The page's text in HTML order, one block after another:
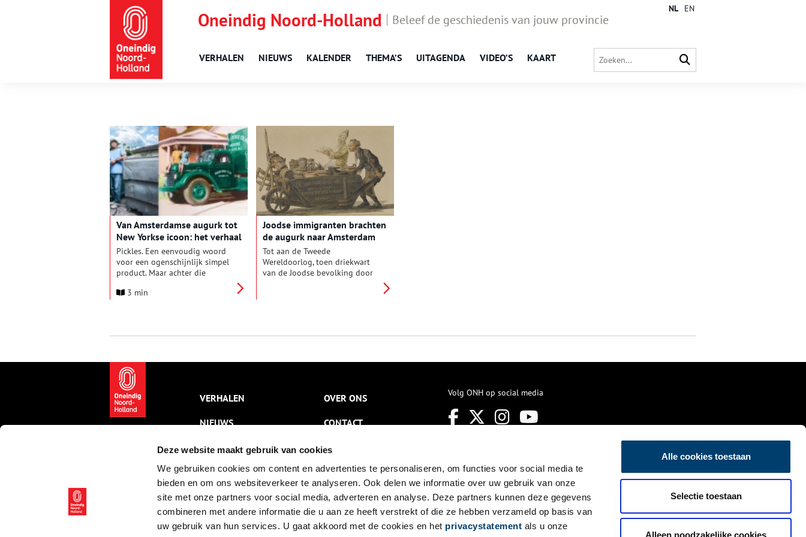
Deze website maakt gebruik van cookies
We gebruiken cookies om content en advertenties te personaliseren, om functies voor social media te
bieden en om ons websiteverkeer te analyseren. Ook delen we informatie over uw gebruik van onze
site met onze partners voor social media, adverteren en analyse. Deze partners kunnen deze gegevens
combineren met andere informatie die u aan ze heeft verstrekt of die ze hebben verzameld op basis van
uw gebruik van hun services. U gaat akkoord met de cookies en het privacystatement als u onze
Alle cookies toestaan
Selectie toestaan
Alleen noodzakelijke cookies
Oneindig Noord-Holland Beleef de geschiedenis van jouw provincie
VERHALEN NIEUWS KALENDER THEMA’S UITAGENDA VIDEO’S KAART
NL EN
Van Amsterdamse augurk tot
New Yorkse icoon: het verhaal
van The Pickled City
Pickles. Een eenvoudig woord
voor een ogenschijnlijk simpel
product. Maar achter die
een veel grotere geschiedenis —
uitstrekt van Amsterdam tot
verwant aan het Nederlandse
“pekel”.
3 min
Joodse immigranten brachten
de augurk naar Amsterdam
Tot aan de Tweede
Wereldoorlog, toen driekwart
van de Joodse bevolking door
met zijn ‘augurkiesmannen’, is
VERHALEN
NIEUWS
KALENDER
THEMA’S
ACTIVITEITEN
VIDEO’S
OVER ONS
CONTACT
NIEUWSBRIEF
DISCLAIMER
PRIVACY
TOEGANKELIJKHEID
Volg ONH op social media